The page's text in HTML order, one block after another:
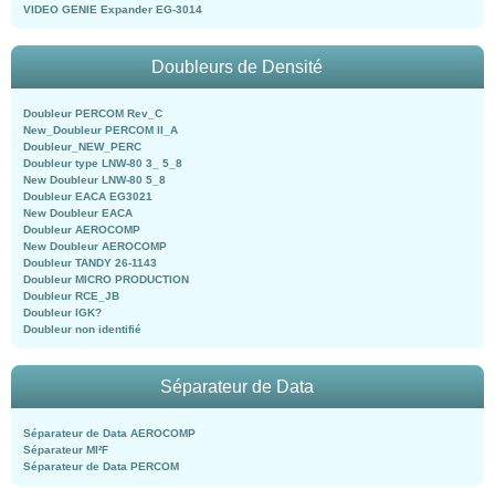
VIDEO GENIE Expander EG-3014
Doubleurs de Densité
Doubleur PERCOM Rev_C
New_Doubleur PERCOM II_A
Doubleur_NEW_PERC
Doubleur type LNW-80 3_ 5_8
New Doubleur LNW-80 5_8
Doubleur EACA EG3021
New Doubleur EACA
Doubleur AEROCOMP
New Doubleur AEROCOMP
Doubleur TANDY 26-1143
Doubleur MICRO PRODUCTION
Doubleur RCE_JB
Doubleur IGK?
Doubleur non identifié
Séparateur de Data
Séparateur de Data AEROCOMP
Séparateur MI²F
Séparateur de Data PERCOM